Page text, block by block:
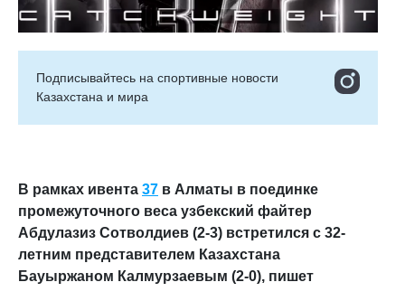
Подписывайтесь на cпортивные новости
Казахстана и мира
В рамках ивента 37 в Алматы в поединке
промежуточного веса узбекский файтер
Абдулазиз Сотволдиев (2-3) встретился с 32-
летним представителем Казахстана
Бауыржаном Калмурзаевым (2-0), пишет